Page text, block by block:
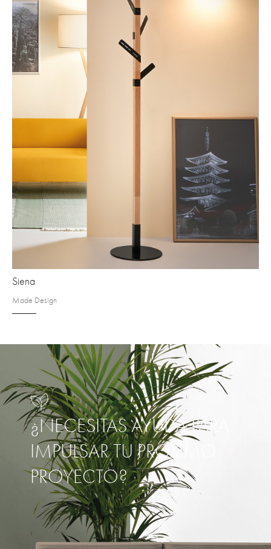
Siena
Made Design
¿NECESITAS AYUDA PARA
IMPULSAR TU PRÓXIMO
PROYECTO?